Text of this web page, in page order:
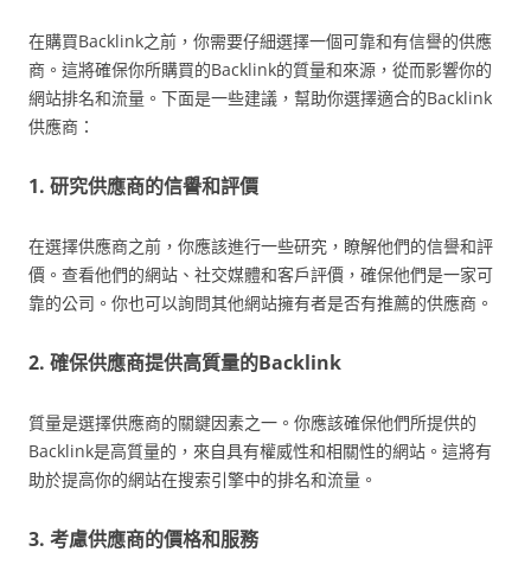
在購買Backlink之前，你需要仔細選擇一個可靠和有信譽的供應
商。這將確保你所購買的Backlink的質量和來源，從而影響你的
網站排名和流量。下面是一些建議，幫助你選擇適合的Backlink
供應商：
1. 研究供應商的信譽和評價
在選擇供應商之前，你應該進行一些研究，瞭解他們的信譽和評
價。查看他們的網站、社交媒體和客戶評價，確保他們是一家可
靠的公司。你也可以詢問其他網站擁有者是否有推薦的供應商。
2. 確保供應商提供高質量的Backlink
質量是選擇供應商的關鍵因素之一。你應該確保他們所提供的
Backlink是高質量的，來自具有權威性和相關性的網站。這將有
助於提高你的網站在搜索引擎中的排名和流量。
3. 考慮供應商的價格和服務